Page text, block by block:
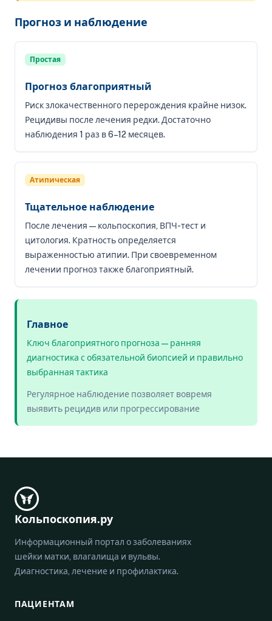
Прогноз и наблюдение
Простая
Прогноз благоприятный
Риск злокачественного перерождения крайне низок.
Рецидивы после лечения редки. Достаточно
наблюдения 1 раз в 6–12 месяцев.
Атипическая
Тщательное наблюдение
После лечения — кольпоскопия, ВПЧ-тест и
цитология. Кратность определяется
выраженностью атипии. При своевременном
лечении прогноз также благоприятный.
Главное
Ключ благоприятного прогноза — ранняя
диагностика с обязательной биопсией и правильно
выбранная тактика
Регулярное наблюдение позволяет вовремя
выявить рецидив или прогрессирование
Кольпоскопия.ру
Информационный портал о заболеваниях
шейки матки, влагалища и вульвы.
Диагностика, лечение и профилактика.
ПАЦИЕНТАМ